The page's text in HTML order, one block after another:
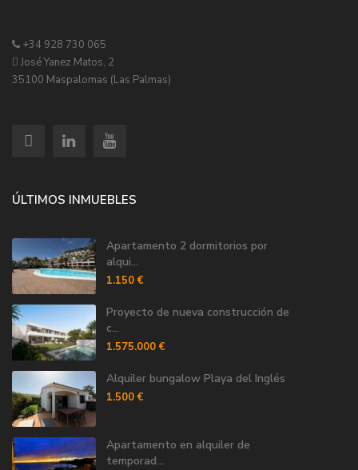
+34 928 730 065
José Yanez Matos, 2
35100 Maspalomas (Las Palmas)
ÚLTIMOS INMUEBLES
Apartamento 2 dormitorios por
alqui...
1.150 €
Proyecto de nueva construcción de
c...
1.575.000 €
Alquiler bungalow Playa del Inglés
1.500 €
Apartamento en alquiler de
temporad...